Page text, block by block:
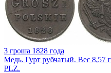
3 гроша 1828 года
Медь. Гурт рубчатый. Вес 8,57
PLZ.